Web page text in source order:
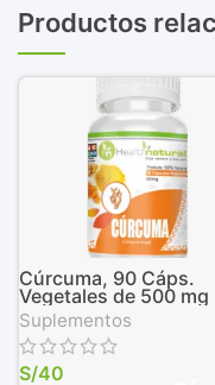
Productos
Cúrcuma, 90 Cáps.
Vegetales de 500 mg
Suplementos
S/40